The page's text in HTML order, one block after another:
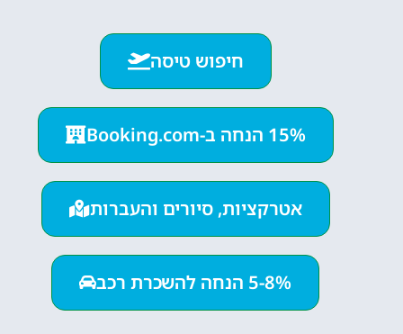
חיפוש טיסה
15% הנחה ב-Booking.com
אטרקציות, סיורים והעברות
5-8% הנחה להשכרת רכב